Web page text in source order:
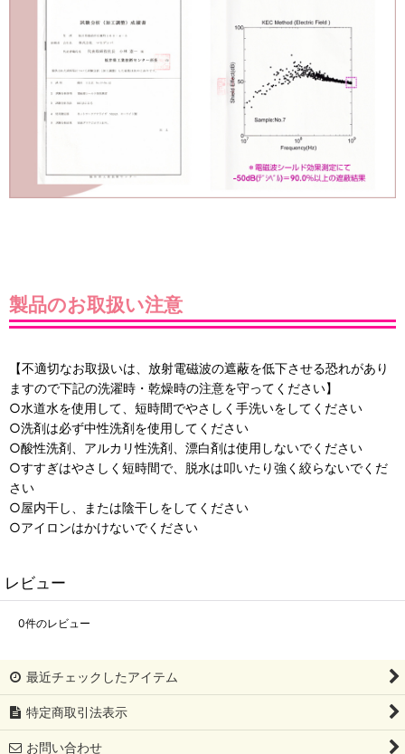
製品のお取扱い注意
【不適切なお取扱いは、放射電磁波の遮蔽を低下させる恐れがあり
ますので下記の洗濯時・乾燥時の注意を守ってください】
○水道水を使用して、短時間でやさしく手洗いをしてください
○洗剤は必ず中性洗剤を使用してください
○酸性洗剤、アルカリ性洗剤、漂白剤は使用しないでください
○すすぎはやさしく短時間で、脱水は叩いたり強く絞らないでくだ
さい
○屋内干し、または陰干しをしてください
○アイロンはかけないでください
レビュー
0件のレビュー
最近チェックしたアイテム
特定商取引法表示
お問い合わせ